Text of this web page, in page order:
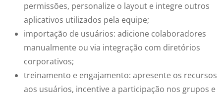
permissões, personalize o layout e integre outros
aplicativos utilizados pela equipe;
importação de usuários: adicione colaboradores
manualmente ou via integração com diretórios
corporativos;
treinamento e engajamento: apresente os recursos
aos usuários, incentive a participação nos grupos e